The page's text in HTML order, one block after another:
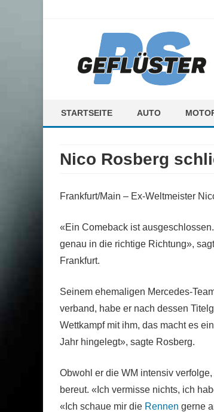
STARTSEITE AUTO
Nico Rosberg
Frankfurt/Main – Ex-Weltmeister
«Ein Comeback ist
genau in die richtige Richtung»,
Frankfurt.
Seinem ehemaligen Mercedes-
verband, habe er nach dessen
Wettkampf mit ihm, das macht es
Jahr hingelegt», sagte Rosberg.
Obwohl er die WM intensiv
bereut. «Ich vermisse nichts, ich
«Ich schaue mir die Rennen gerne